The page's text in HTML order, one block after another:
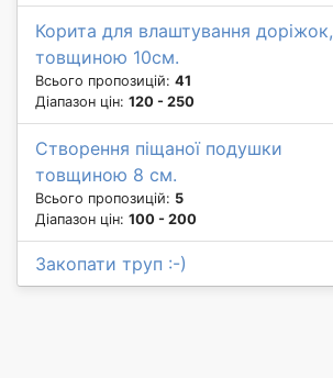
Корита для влаштування доріжок,
товщиною 10см.
Всього пропозицій: 41
Діапазон цін: 120 - 250
Створення піщаної подушки
товщиною 8 см.
Всього пропозицій: 5
Діапазон цін: 100 - 200
Закопати труп :-)